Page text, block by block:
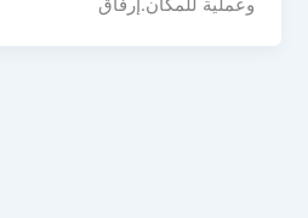
وعملية للمكان.إرفاق